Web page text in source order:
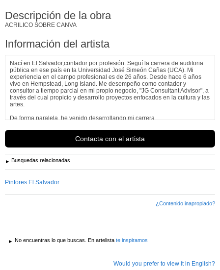
Descripción de la obra
ACRILICO SOBRE CANVA
Información del artista
Nací en El Salvador,contador por profesión. Seguí la carrera de auditoria
pública en ese país en la Universidad José Simeón Cañas (UCA). Mi
experiencia en el campo profesional es de 26 años. Desde hace 6 años
vivo en Hempstead, Long Island. Me desempeño como contador y
consultor a tiempo parcial en mi propio negocio, "JG Consultant Advisor", a
través del cual propicio y desarrollo proyectos enfocados en la cultura y las
artes.
De forma paralela, he venido desarrollando mi carrera...
Contacta con el artista
Busquedas relacionadas
Pintores El Salvador
¿Contenido inapropiado?
No encuentras lo que buscas. En artelista te inspiramos
Would you prefer to view it in English?